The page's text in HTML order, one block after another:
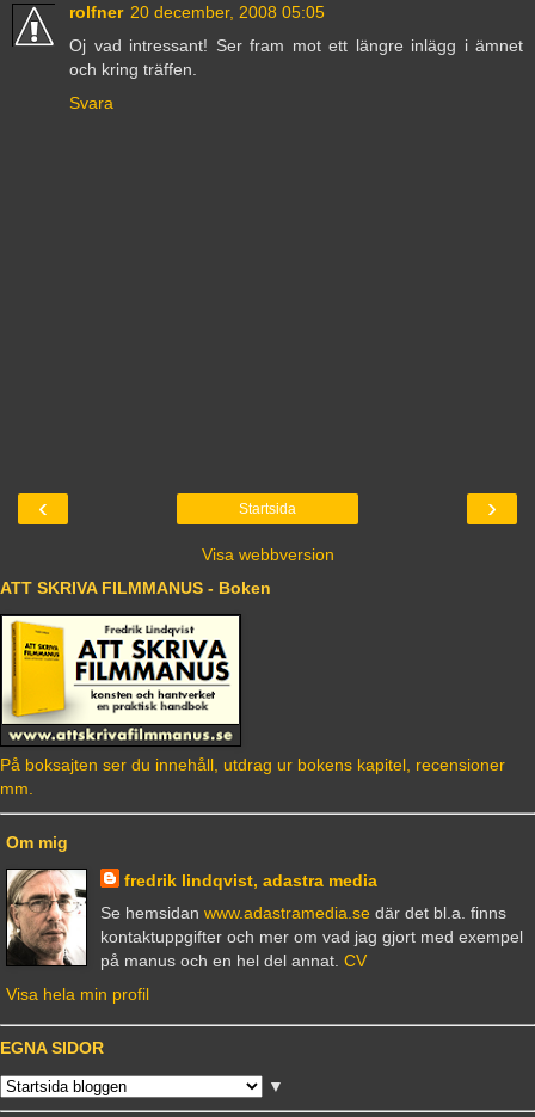
rolfner 20 december, 2008 05:05
Oj vad intressant! Ser fram mot ett längre inlägg i ämnet
och kring träffen.
Svara
‹ ›
Startsida
Visa webbversion
ATT SKRIVA FILMMANUS - Boken
På boksajten ser du innehåll, utdrag ur bokens kapitel, recensioner
mm.
Om mig
fredrik lindqvist, adastra media
Se hemsidan www.adastramedia.sedär det bl.a. finns
kontaktuppgifter och mer om vad jag gjort med exempel
på manus och en hel del annat. CV
Visa hela min profil
EGNA SIDOR
▼